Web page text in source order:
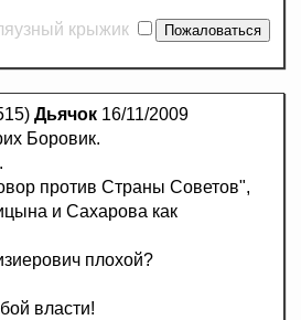
крыжик
Дьячок 16/11/2009
Боровик.
против Страны Советов",
и Сахарова как
плохой?
власти!